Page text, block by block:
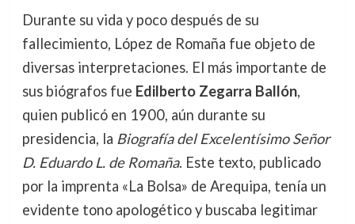
Durante su vida y poco después de su
fallecimiento, López de Romaña fue objeto de
diversas interpretaciones. El más importante de
sus biógrafos fue Edilberto Zegarra Ballón,
quien publicó en 1900, aún durante su
presidencia, la Biografía del Excelentísimo Señor
D. Eduardo L. de Romaña. Este texto, publicado
por la imprenta «La Bolsa» de Arequipa, tenía un
evidente tono apologético y buscaba legitimar